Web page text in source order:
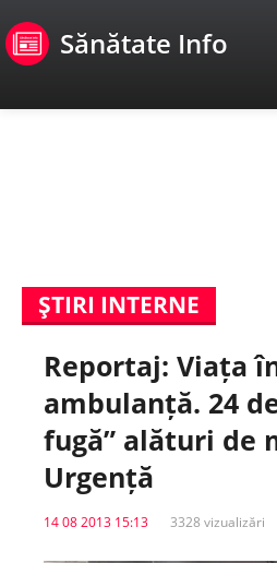
Sănătate Info
E-Sănătate Pacienți
E-Sănătate Medici
E-Sănătate Instituții
Tuberculoza Info
ŞTIRI INTERNE
Reportaj: Viața
ambulanță. 24
fugă” alături de
Urgență
14 08 2013 15:13 3328 vizualizări